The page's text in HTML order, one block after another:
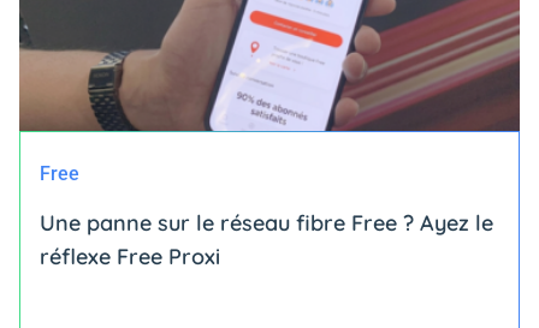
Free
Une panne sur le réseau fibre Free ? Ayez le
réflexe Free Proxi